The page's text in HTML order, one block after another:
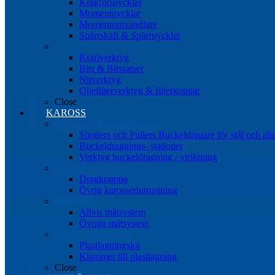
Kråkfotsnycklar
Momentnycklar
Momentomvandlare
Spärrskaft & Spärrnycklar
Kraftverktyg
Bits & Bitssatser
Nitverktyg
Oljefilterverktyg & filterkoppar
Close
KAROSS
Spotters och Pullers Buckeldragare för stål och
Buckeldragnings- stationer
Verktyg buckeldragning / ytriktning
Dragkrampa
Övrig karosseriutrustning
Allvis mätsystem
Övriga mätsystem
Plastlagningskit
Klammer till plastlagning
Close